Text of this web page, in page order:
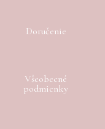
Doručenie
Všeobecné
podmienky